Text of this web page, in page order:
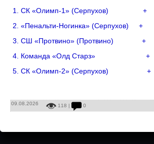
1. СК «Олимп-1» (Серпухов) +
2. «Пенальти-Ногинка» (Серпухов) +
3. СШ «Протвино» (Протвино) +
4. Команда «Олд Старз» +
5. СК «Олимп-2» (Серпухов) +
09.08.2026 118 | 0